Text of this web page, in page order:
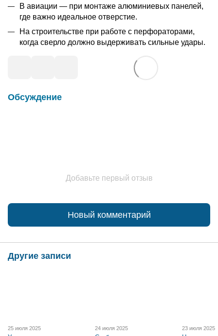
В авиации — при монтаже алюминиевых панелей,
где важно идеальное отверстие.
На строительстве при работе с перфораторами,
когда сверло должно выдерживать сильные удары.
Обсуждение
Добавьте первый отзыв
Новый комментарий
Другие записи
25 июля 2025 24 июля 2025 23 июля 2025